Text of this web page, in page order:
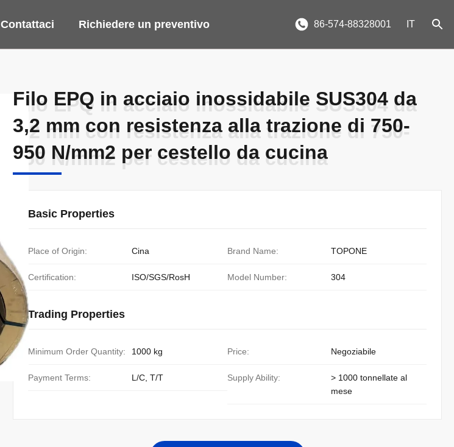
Contattaci Richiedere un preventivo 86-574-88328001 IT
Filo EPQ in acciaio inossidabile SUS304 da
3,2 mm con resistenza alla trazione di 750-
950 N/mm2 per cestello da cucina
Filo EPQ in acciaio inossidabile SUS304 da
3,2 mm con resistenza alla trazione di 750-
950 N/mm2 per cestello da cucina
Basic Properties
Place of Origin: Cina Brand Name: TOPONE
Certification: ISO/SGS/RosH Model Number: 304
Trading Properties
Minimum Order Quantity: 1000 kg Price: Negoziabile
Payment Terms: L/C, T/T Supply Ability:
> 1000 tonnellate al
mese